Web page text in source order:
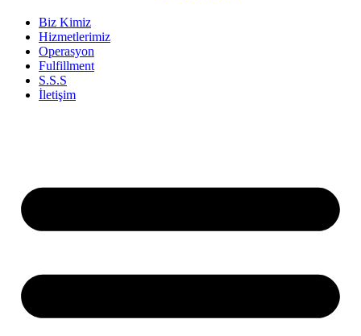
Biz Kimiz
Hizmetlerimiz
Operasyon
Fulfillment
S.S.S
İletişim